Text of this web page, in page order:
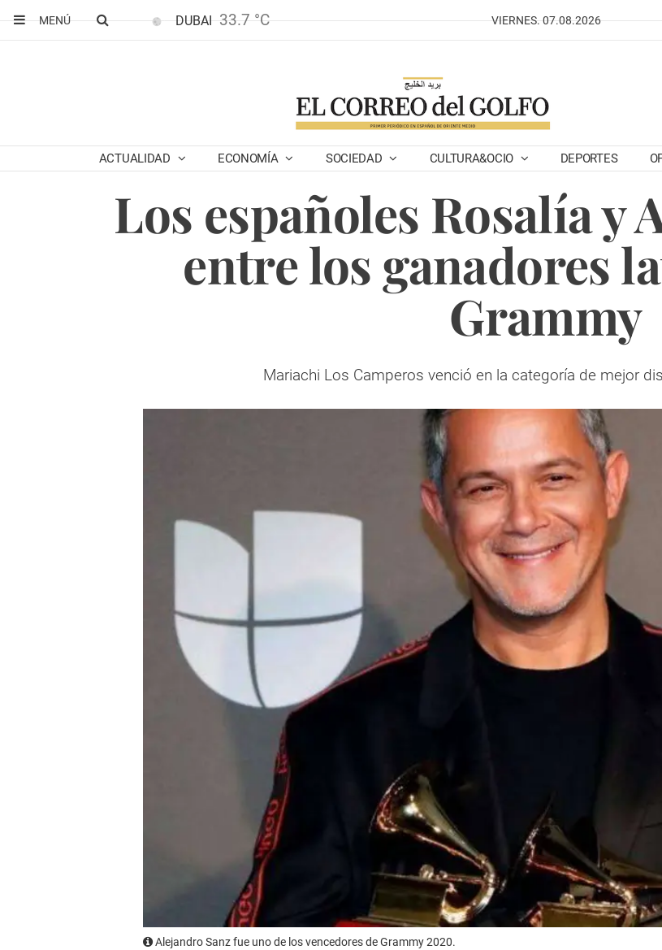
MENÚ
DUBAI 33.7 °C VIERNES. 07.08.2026
ACTUALIDAD ECONOMÍA SOCIEDAD CULTURA&OCIO DEPORTES
Los españoles Rosalía y
entre los ganadores
Grammy
Mariachi Los Camperos venció en la categoría de mejor
Alejandro Sanz fue uno de los vencedores de Grammy 2020.